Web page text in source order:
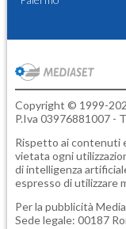
Copyright © 1999-
P.Iva 03976881007 -
Rispetto ai contenuti
vietata ogni
di intelligenza
espresso di utilizzare
Per la pubblicità
Sede legale: 00187